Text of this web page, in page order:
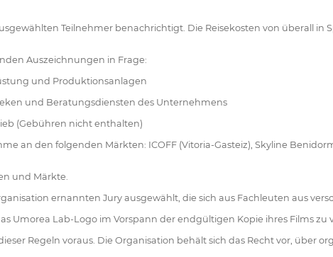
Teilnehmer benachrichtigt. Die Reisekosten von überall
Auszeichnungen in Frage:
und Produktionsanlagen
und Beratungsdiensten des Unternehmens
(Gebühren nicht enthalten)
an den folgenden Märkten: ICOFF (Vitoria-Gasteiz), Skyline
und Märkte.
ernannten Jury ausgewählt, die sich aus Fachleuten aus
Umorea Lab-Logo im Vorspann der endgültigen Kopie ihres Films zu
Regeln voraus. Die Organisation behält sich das Recht vor, über